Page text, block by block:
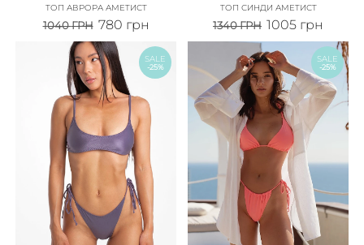
ТОП АВРОРА АМЕТИСТ
1040ГРН 780 грн
ТОП СИНДИ АМЕТИСТ
1340ГРН 1005 грн
SALE
-25%
SALE
-25%